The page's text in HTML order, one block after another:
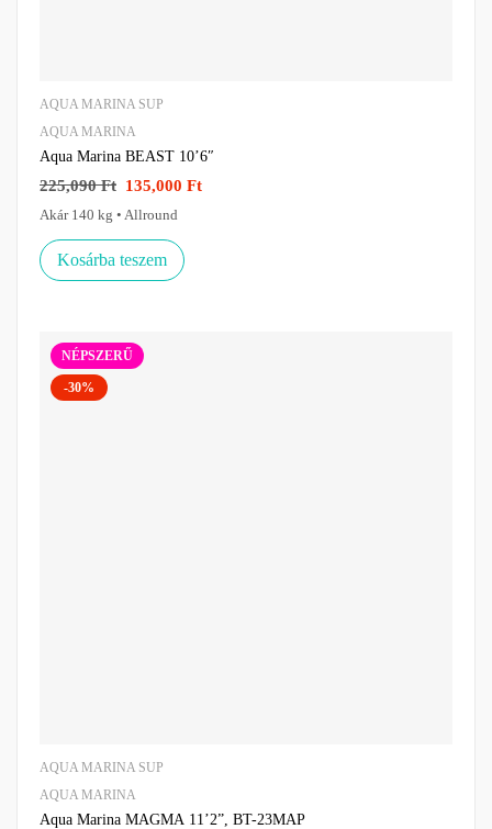
AQUA MARINA SUP
AQUA MARINA
Aqua Marina BEAST 10’6″
225,090Ft 135,000 Ft
Akár 140 kg • Allround
Kosárba teszem
NÉPSZERŰ
-30%
AQUA MARINA SUP
AQUA MARINA
Aqua Marina MAGMA 11’2”, BT-23MAP